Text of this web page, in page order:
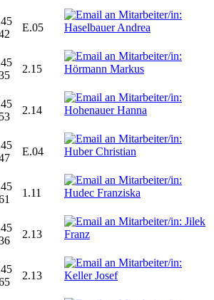
E.05
2.15
2.14
E.04
1.11
2.13
2.13